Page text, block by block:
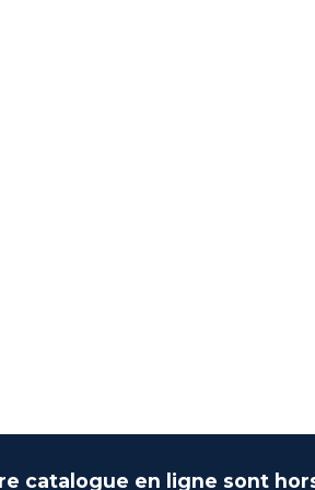
catalogue en ligne sont